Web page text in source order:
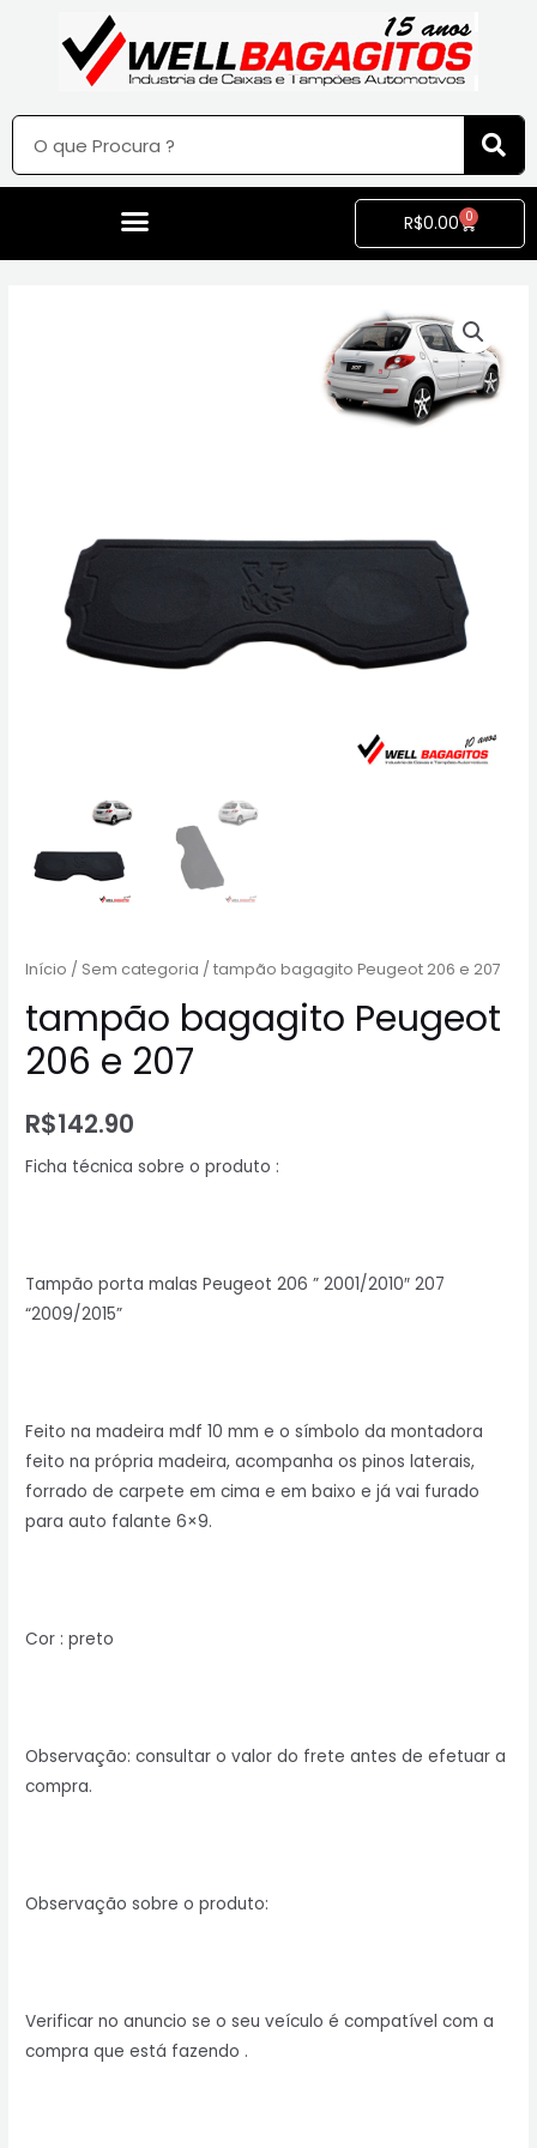
R$0.00 0
Início / Sem categoria / tampão bagagito Peugeot 206 e 207
tampão bagagito Peugeot
206 e 207
R$142.90
Ficha técnica sobre o produto :
Tampão porta malas Peugeot 206 ” 2001/2010″ 207
“2009/2015”
Feito na madeira mdf 10 mm e o símbolo da montadora
feito na própria madeira, acompanha os pinos laterais,
forrado de carpete em cima e em baixo e já vai furado
para auto falante 6×9.
Cor : preto
Observação: consultar o valor do frete antes de efetuar a
compra.
Observação sobre o produto:
Verificar no anuncio se o seu veículo é compatível com a
compra que está fazendo .